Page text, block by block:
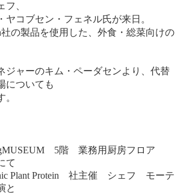
、
ヤコブセン・フェネル氏が来日。
社の製品を使用した、外食・総菜向けの
ジャーのキム・ペーダセンより、代替
についても
5階 業務用厨房フロア
て
Plant Protein 社主催 シェフ モーテ
と